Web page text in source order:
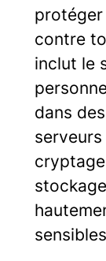
protéger
contre
inclut le
dans